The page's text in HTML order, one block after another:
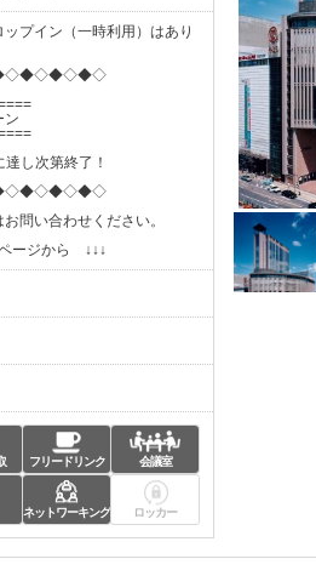
プイン（一時利用）はあり
ン
達し次第終了！
問い合わせください。
ージから ↓↓↓
フリードリンク 会議室
ネットワーキング ロッカー